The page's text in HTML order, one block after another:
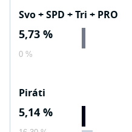
Svo + SPD + Tri + PRO
5,73 %
0 %
Piráti
5,14 %